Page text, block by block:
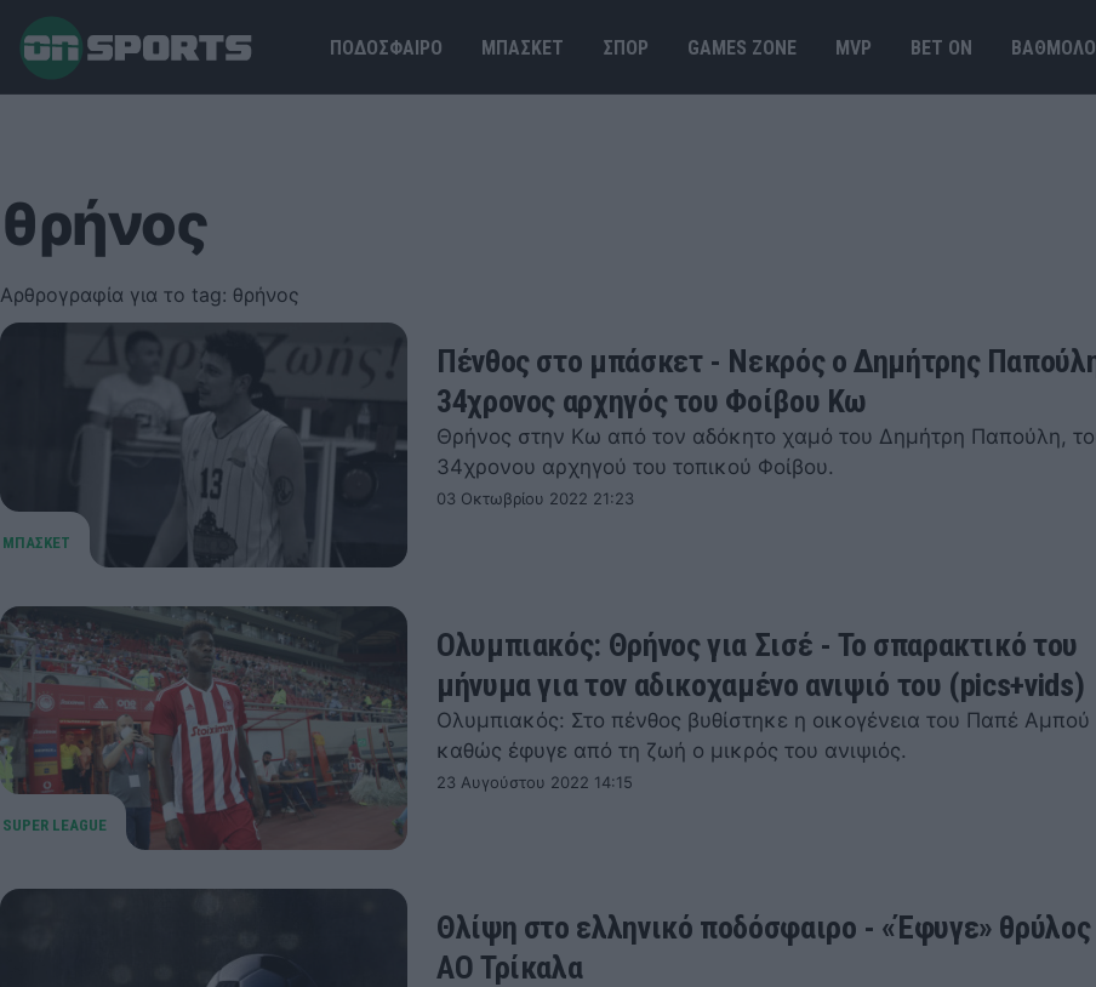
ΠΟΔΟΣΦΑΙΡΟ ΜΠΑΣΚΕΤ ΣΠΟΡ GAMES ΖΟΝΕ MVP BET ΟΝ
θρήνος
Αρθρογραφία για το tag: θρήνος
Πένθος στο μπάσκετ - Νεκρός ο Δημήτρης
34χρονος αρχηγός του Φοίβου Κω
Θρήνος στην Κω από τον αδόκητο χαμό του Δημήτρη Παπούλη,
34χρονου αρχηγού του τοπικού Φοίβου.
03 Οκτωβρίου 2022 21:23
Ολυμπιακός: Θρήνος για Σισέ - Το σπαρακτικό του
μήνυμα για τον αδικοχαμένο ανιψιό του (pics+vids)
Ολυμπιακός: Στο πένθος βυθίστηκε η οικογένεια του Παπέ Αμπού
καθώς έφυγε από τη ζωή ο μικρός του ανιψιός.
23 Αυγούστου 2022 14:15
Θλίψη στο ελληνικό ποδόσφαιρο - «Έφυγε» θρύλος
ΑΟ Τρίκαλα